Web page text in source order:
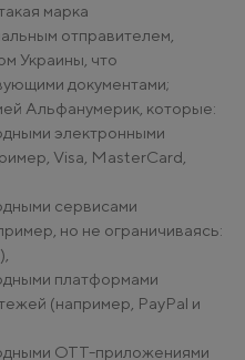
марка
отправителем,
Украины, что
документами;
Альфанумерик, которые:
электронными
Visa, MasterCard,
сервисами
но не ограничиваясь:
платформами
(например, PayPal и
ОТТ-приложениями